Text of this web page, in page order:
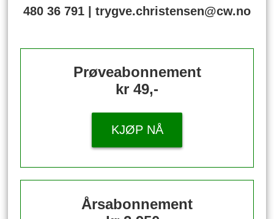
480 36 791 | trygve.christensen@cw.no
Prøveabonnement
kr 49,-
KJØP NÅ
Årsabonnement